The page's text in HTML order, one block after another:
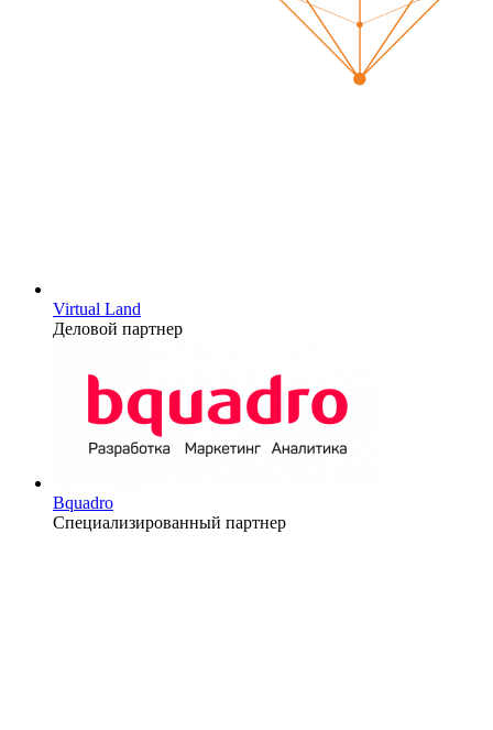
Virtual Land
Деловой партнер
Bquadro
Специализированный партнер